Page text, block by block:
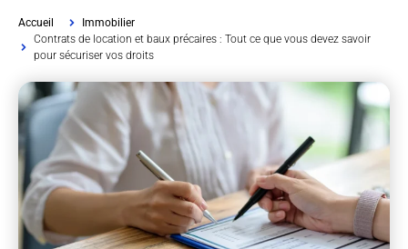
Accueil
Immobilier
Contrats de location et baux précaires : Tout ce que vous devez savoir
pour sécuriser vos droits